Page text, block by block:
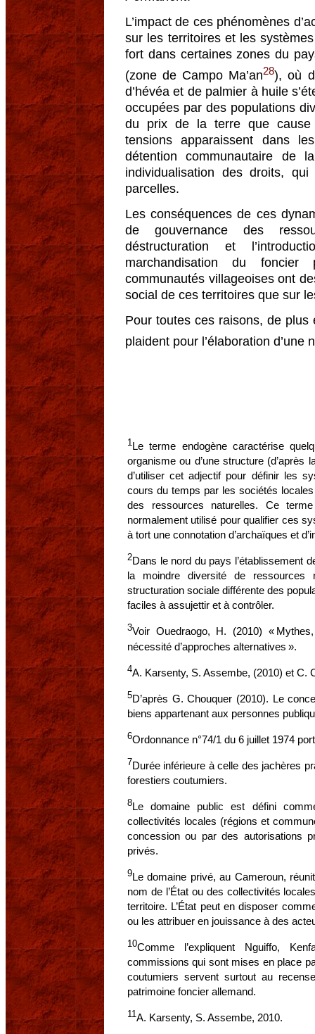
L’impact de ces phénomènes
sur les territoires et les
fort dans certaines zones du
(zone de Campo Ma’an28), où
d’hévéa et de palmier à huile
occupées par des populations
du prix de la terre que cause
tensions apparaissent dans
détention communautaire de
individualisation des droits,
parcelles.
Les conséquences de ces
de gouvernance des
déstructuration et
marchandisation du
communautés villageoises ont
social de ces territoires que sur
Pour toutes ces raisons, de plus
plaident pour l’élaboration d’une
1Le terme endogène caractérise
organisme ou d’une structure
d’utiliser cet adjectif pour définir les
cours du temps par les sociétés
des ressources naturelles. Ce
normalement utilisé pour qualifier ces
à tort une connotation d’archaïques et
2Dans le nord du pays l’établissement
la moindre diversité de ressources
structuration sociale différente des
faciles à assujettir et à contrôler.
3Voir Ouedraogo, H. (2010) «
nécessité d’approches alternatives ».
4A. Karsenty, S. Assembe, (2010) et C.
5D’après G. Chouquer (2010). Le
biens appartenant aux personnes
6Ordonnance n°74/1 du 6 juillet 1974
7Durée inférieure à celle des jachères
forestiers coutumiers.
8Le domaine public est défini
collectivités locales (régions et
concession ou par des autorisations
privés.
9Le domaine privé, au Cameroun,
nom de l’État ou des collectivités
territoire. L’État peut en disposer
ou les attribuer en jouissance à des
10Comme l’expliquent Nguiffo,
commissions qui sont mises en place
coutumiers servent surtout au
patrimoine foncier allemand.
11A. Karsenty, S. Assembe, 2010.